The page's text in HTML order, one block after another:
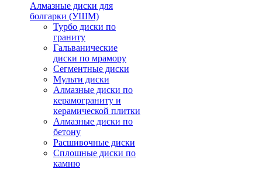
Алмазные диски для
болгарки (УШМ)
Турбо диски по
граниту
Гальванические
диски по мрамору
Сегментные диски
Мульти диски
Алмазные диски по
керамограниту и
керамической плитки
Алмазные диски по
бетону
Расшивочные диски
Сплошные диски по
камню